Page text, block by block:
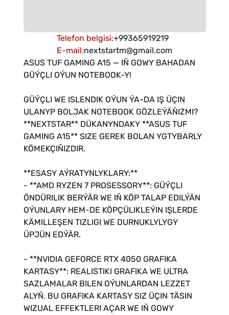
Telefon belgisi:+99365919219
E-mail:nextstartm@gmail.com
ASUS TUF GAMING A15 — IŇ GOWY BAHADAN
GÜÝÇLI OÝUN NOTEBOOK-Y!
GÜÝÇLI WE ISLENDIK OÝUN ÝA-DA IŞ ÜÇIN
ULANYP BOLJAK NOTEBOOK GÖZLEÝÄŇIZMI?
**NEXTSTAR** DÜKANYNDAKY **ASUS TUF
GAMING A15** SIZE GEREK BOLAN YGTYBARLY
KÖMEKÇIŇIZDIR.
**ESASY AÝRATYNLYKLARY:**
- **AMD RYZEN 7 PROSESSORY**: GÜÝÇLI
ÖNDÜRILIK BERÝÄR WE IŇ KÖP TALAP EDILÝÄN
OÝUNLARY HEM-DE KÖPÇÜLIKLEÝIN IŞLERDE
KÄMILLEŞEN TIZLIGI WE DURNUKLYLYGY
ÜPJÜN EDÝÄR.
- **NVIDIA GEFORCE RTX 4050 GRAFIKA
KARTASY**: REALISTIKI GRAFIKA WE ULTRA
SAZLAMALAR BILEN OÝUNLARDAN LEZZET
ALYŇ. BU GRAFIKA KARTASY SIZ ÜÇIN TÄSIN
WIZUAL EFFEKTLERI AÇAR WE IŇ GOWY